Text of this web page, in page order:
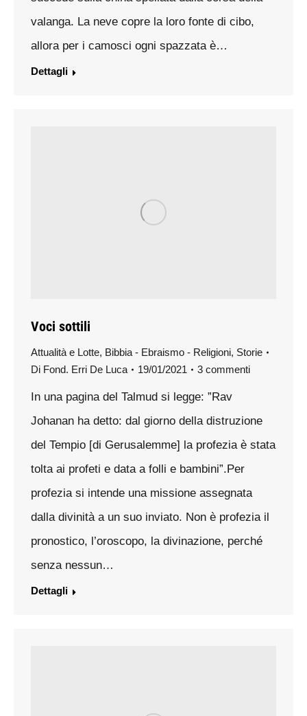
valanga. La neve copre la loro fonte di cibo,
allora per i camosci ogni spazzata è…
Dettagli
Voci sottili
Attualità e Lotte, Bibbia - Ebraismo - Religioni, Storie
Di Fond. Erri De Luca 19/01/2021 3 commenti
In una pagina del Talmud si legge: ”Rav
Johanan ha detto: dal giorno della distruzione
del Tempio [di Gerusalemme] la profezia è stata
tolta ai profeti e data a folli e bambini”.Per
profezia si intende una missione assegnata
dalla divinità a un suo inviato. Non è profezia il
pronostico, l’oroscopo, la divinazione, perché
senza nessun…
Dettagli